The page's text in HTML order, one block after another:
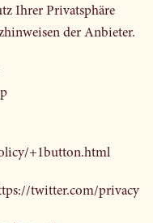
Ihrer Privatsphäre
der Anbieter.
+1button.html
twitter.com/privacy